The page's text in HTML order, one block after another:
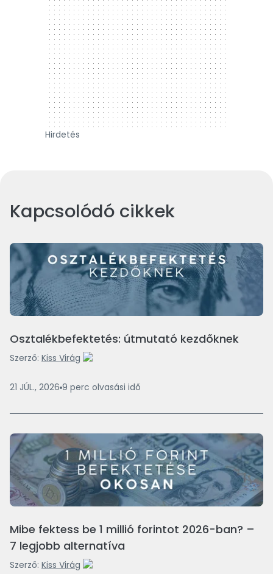
Hirdetés
Kapcsolódó cikkek
Osztalékbefektetés: útmutató kezdőknek
Szerző: Kiss Virág
21 JÚL., 2026 9 perc olvasási idő
Mibe fektess be 1 millió forintot 2026-ban? –
7 legjobb alternatíva
Szerző: Kiss Virág